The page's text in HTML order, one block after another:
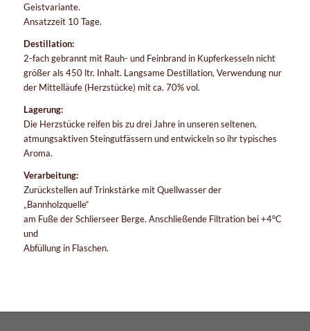
Geistvariante.
Ansatzzeit 10 Tage.
Destillation:
2-fach gebrannt mit Rauh- und Feinbrand in Kupferkesseln nicht
größer als 450 ltr. Inhalt. Langsame Destillation, Verwendung nur
der Mittelläufe (Herzstücke) mit ca. 70% vol.
Lagerung:
Die Herzstücke reifen bis zu drei Jahre in unseren seltenen,
atmungsaktiven Steingutfässern und entwickeln so ihr typisches
Aroma.
Verarbeitung:
Zurückstellen auf Trinkstärke mit Quellwasser der
„Bannholzquelle“
am Fuße der Schlierseer Berge. Anschließende Filtration bei +4°C
und
Abfüllung in Flaschen.